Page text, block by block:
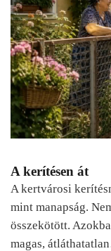
A kerítésen át
A kertvárosi
mint manapság.
összekötött.
magas,